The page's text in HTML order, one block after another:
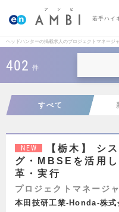
若手ハイ
ヘッドハンターの掲載求人のプロジェクトマネージ
402 件
すべて
NEW
【栃木】 シ
グ・MBSEを活用
革・実行
プロジェクトマネージ
本田技研工業-Honda-株式